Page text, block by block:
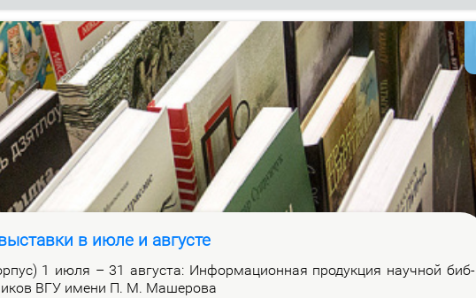
в июле и августе
1 июля – 31 ав­гу­ста: Ин­фор­ма­ци­он­ная про­дук­ция на­уч­ной биб­
ВГУ име­ни П. М. Ма­ше­ро­ва